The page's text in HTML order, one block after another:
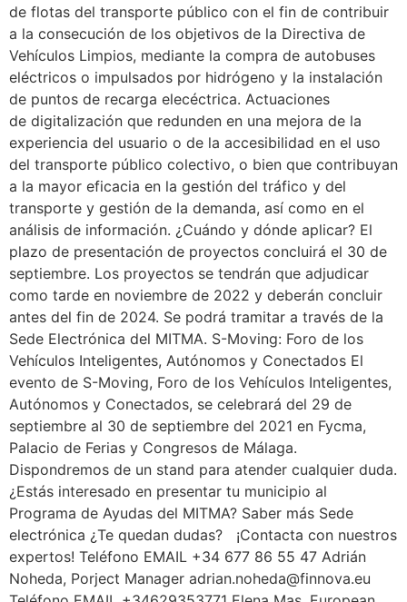
de flotas del transporte público con el fin de contribuir
a la consecución de los objetivos de la Directiva de
Vehículos Limpios, mediante la compra de autobuses
eléctricos o impulsados por hidrógeno y la instalación
de puntos de recarga elecéctrica. Actuaciones
de digitalización que redunden en una mejora de la
experiencia del usuario o de la accesibilidad en el uso
del transporte público colectivo, o bien que contribuyan
a la mayor eficacia en la gestión del tráfico y del
transporte y gestión de la demanda, así como en el
análisis de información. ¿Cuándo y dónde aplicar? El
plazo de presentación de proyectos concluirá el 30 de
septiembre. Los proyectos se tendrán que adjudicar
como tarde en noviembre de 2022 y deberán concluir
antes del fin de 2024. Se podrá tramitar a través de la
Sede Electrónica del MITMA. S-Moving: Foro de los
Vehículos Inteligentes, Autónomos y Conectados El
evento de S-Moving, Foro de los Vehículos Inteligentes,
Autónomos y Conectados, se celebrará del 29 de
septiembre al 30 de septiembre del 2021 en Fycma,
Palacio de Ferias y Congresos de Málaga.
Dispondremos de un stand para atender cualquier duda.
¿Estás interesado en presentar tu municipio al
Programa de Ayudas del MITMA? Saber más Sede
electrónica ¿Te quedan dudas? ¡Contacta con nuestros
expertos! Teléfono EMAIL +34 677 86 55 47 Adrián
Noheda, Porject Manager adrian.noheda@finnova.eu